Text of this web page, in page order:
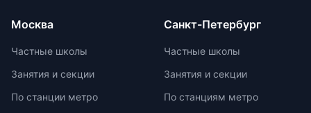
развития ребенка. При выборе
частной школы необходимо
недостатки, а также финансовые
возможности семьи. Важно
Москва
Частные школы
Занятия и секции
По станции метро
Санкт-Петербург
Частные школы
Занятия и секции
По станциям метро